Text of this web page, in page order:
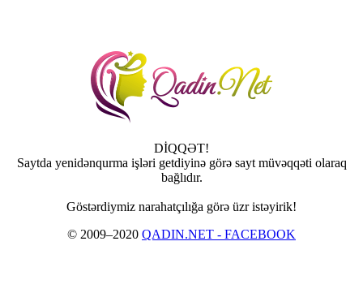
DİQQƏT!
Saytda yenidənqurma işləri getdiyinə görə sayt müvəqqəti olaraq
bağlıdır.
Göstərdiymiz narahatçılığa görə üzr istəyirik!
© 2009–2020 QADIN.NET - FACEBOOK